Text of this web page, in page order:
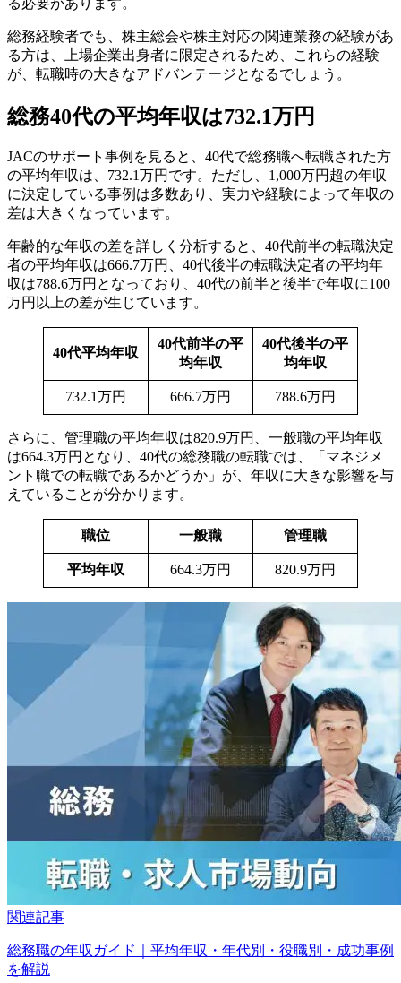
総務経験者でも、株主総会や株主対応の関連業務の経験があ
る方は、上場企業出身者に限定されるため、これらの経験
が、転職時の大きなアドバンテージとなるでしょう。
総務40代の平均年収は732.1万円
JACのサポート事例を見ると、40代で総務職へ転職された方
の平均年収は、732.1万円です。ただし、1,000万円超の年収
に決定している事例は多数あり、実力や経験によって年収の
差は大きくなっています。
年齢的な年収の差を詳しく分析すると、40代前半の転職決定
者の平均年収は666.7万円、40代後半の転職決定者の平均年
収は788.6万円となっており、40代の前半と後半で年収に100
万円以上の差が生じています。
40代平均年収
40代前半の平
均年収
40代後半の平
均年収
732.1万円 666.7万円 788.6万円
さらに、管理職の平均年収は820.9万円、一般職の平均年収
は664.3万円となり、40代の総務職の転職では、「マネジメ
ント職での転職であるかどうか」が、年収に大きな影響を与
えていることが分かります。
職位 一般職 管理職
平均年収 664.3万円 820.9万円
関連記事
総務職の年収ガイド｜平均年収・年代別・役職別・成功事例
を解説